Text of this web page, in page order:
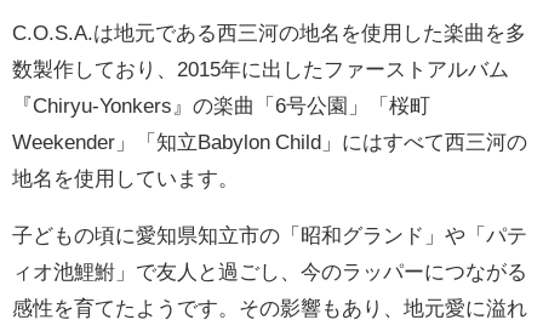
C.O.S.A.は地元である西三河の地名を使用した楽曲を多
数製作しており、2015年に出したファーストアルバム
『Chiryu-Yonkers』の楽曲「6号公園」「桜町
Weekender」「知立Babylon Child」にはすべて西三河の
地名を使用しています。
子どもの頃に愛知県知立市の「昭和グランド」や「パテ
ィオ池鯉鮒」で友人と過ごし、今のラッパーにつながる
感性を育てたようです。その影響もあり、地元愛に溢れ